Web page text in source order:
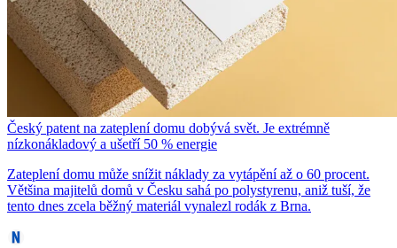
Český patent na zateplení domu dobývá svět. Je extrémně
nízkonákladový a ušetří 50 % energie
Zateplení domu může snížit náklady za vytápění až o 60 procent.
Většina majitelů domů v Česku sahá po polystyrenu, aniž tuší, že
tento dnes zcela běžný materiál vynalezl rodák z Brna.